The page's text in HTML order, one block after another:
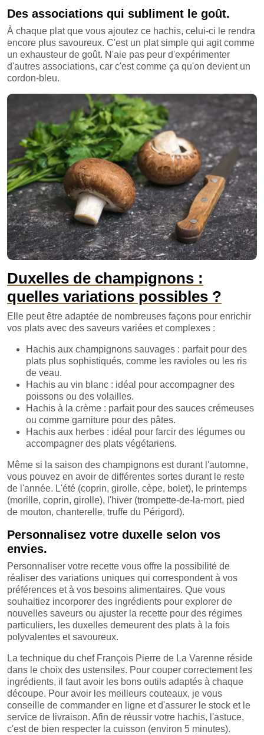
Des associations qui subliment le goût.
À chaque plat que vous ajoutez ce hachis, celui-ci le rendra
encore plus savoureux. C'est un plat simple qui agit comme
un exhausteur de goût. N'aie pas peur d'expérimenter
d'autres associations, car c'est comme ça qu'on devient un
cordon-bleu.
Duxelles de champignons :
quelles variations possibles ?
Elle peut être adaptée de nombreuses façons pour enrichir
vos plats avec des saveurs variées et complexes :
Hachis aux champignons sauvages : parfait pour des
plats plus sophistiqués, comme les ravioles ou les ris
de veau.
Hachis au vin blanc : idéal pour accompagner des
poissons ou des volailles.
Hachis à la crème : parfait pour des sauces crémeuses
ou comme garniture pour des pâtes.
Hachis aux herbes : idéal pour farcir des légumes ou
accompagner des plats végétariens.
Même si la saison des champignons est durant l'automne,
vous pouvez en avoir de différentes sortes durant le reste
de l'année. L'été (coprin, girolle, cèpe, bolet), le printemps
(morille, coprin, girolle), l'hiver (trompette-de-la-mort, pied
de mouton, chanterelle, truffe du Périgord).
Personnalisez votre duxelle selon vos
envies.
Personnaliser votre recette vous offre la possibilité de
réaliser des variations uniques qui correspondent à vos
préférences et à vos besoins alimentaires. Que vous
souhaitiez incorporer des ingrédients pour explorer de
nouvelles saveurs ou ajuster la recette pour des régimes
particuliers, les duxelles demeurent des plats à la fois
polyvalentes et savoureux.
La technique du chef François Pierre de La Varenne réside
dans le choix des ustensiles. Pour couper correctement les
ingrédients, il faut avoir les bons outils adaptés à chaque
découpe. Pour avoir les meilleurs couteaux, je vous
conseille de commander en ligne et d'assurer le stock et le
service de livraison. Afin de réussir votre hachis, l'astuce,
c'est de bien respecter la cuisson (environ 5 minutes).